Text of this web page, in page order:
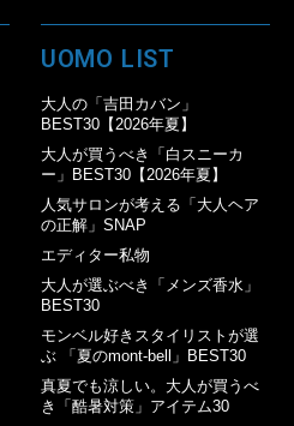
UOMO LIST
大人の「吉田カバン」
BEST30【2026年夏】
大人が買うべき「白スニーカ
ー」BEST30【2026年夏】
人気サロンが考える「大人ヘア
の正解」SNAP
エディター私物
大人が選ぶべき「メンズ香水」
BEST30
モンベル好きスタイリストが選
ぶ 「夏のmont-bell」BEST30
真夏でも涼しい。大人が買うべ
き「酷暑対策」アイテム30